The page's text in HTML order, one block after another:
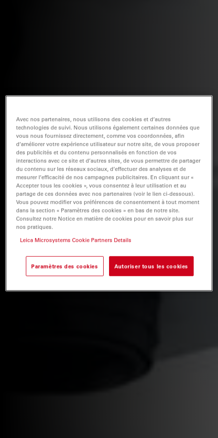
Avec nos partenaires, nous utilisons des cookies et d’autres
technologies de suivi. Nous utilisons également certaines données que
vous nous fournissez directement, comme vos coordonnées, afin
d’améliorer votre expérience utilisateur sur notre site, de vous proposer
des publicités et du contenu personnalisés en fonction de vos
interactions avec ce site et d’autres sites, de vous permettre de partager
du contenu sur les réseaux sociaux, d’effectuer des analyses et de
mesurer l’efficacité de nos campagnes publicitaires. En cliquant sur «
Accepter tous les cookies », vous consentez à leur utilisation et au
partage de ces données avec nos partenaires (voir le lien ci-dessous).
Vous pouvez modifier vos préférences de consentement à tout moment
dans la section « Paramètres des cookies » en bas de notre site.
Consultez notre Notice en matière de cookies pour en savoir plus sur
nos pratiques.
Leica Microsystems Cookie Partners Details
Paramètres des cookies Autoriser tous les cookies